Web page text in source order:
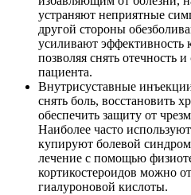
устраняют неприятные
другой стороны
усиливают эффективность
позволяя снять отечность
пациента.
Внутрисуставные
снять боль, восстановить
обеспечить защиту от
Наиболее часто
купируют болевой
лечение с помощью
кортикостероидов можно
гиалуроновой кислоты.